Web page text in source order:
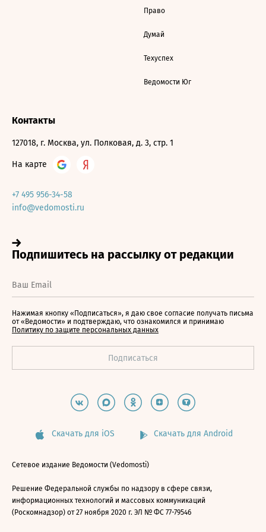
Право
Думай
Техуспех
Ведомости Юг
Контакты
127018, г. Москва, ул. Полковая, д. 3, стр. 1
На карте
+7 495 956-34-58
info@vedomosti.ru
Нажимая кнопку «Подписаться», я даю свое согласие получать письма
от «Ведомости» и подтверждаю, что ознакомился и принимаю
Политику по защите персональных данных
Скачать для iOS Скачать для Android
Сетевое издание Ведомости (Vedomosti)
Решение Федеральной службы по надзору в сфере связи,
информационных технологий и массовых коммуникаций
(Роскомнадзор) от 27 ноября 2020 г. ЭЛ № ФС 77-79546